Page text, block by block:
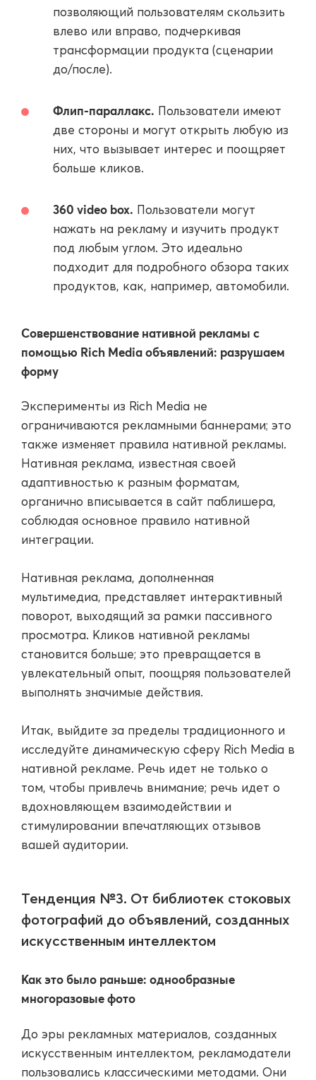
позволяющий пользователям скользить
влево или вправо, подчеркивая
трансформации продукта (сценарии
до/после).
Флип-параллакс. Пользователи имеют
две стороны и могут открыть любую из
них, что вызывает интерес и поощряет
больше кликов.
360 video box. Пользователи могут
нажать на рекламу и изучить продукт
под любым углом. Это идеально
подходит для подробного обзора таких
продуктов, как, например, автомобили.
Совершенствование нативной рекламы с
помощью Rich Media объявлений: разрушаем
форму
Эксперименты из Rich Media не
ограничиваются рекламными баннерами; это
также изменяет правила нативной рекламы.
Нативная реклама, известная своей
адаптивностью к разным форматам,
органично вписывается в сайт паблишера,
соблюдая основное правило нативной
интеграции.
Нативная реклама, дополненная
мультимедиа, представляет интерактивный
поворот, выходящий за рамки пассивного
просмотра. Кликов нативной рекламы
становится больше; это превращается в
увлекательный опыт, поощряя пользователей
выполнять значимые действия.
Итак, выйдите за пределы традиционного и
исследуйте динамическую сферу Rich Media в
нативной рекламе. Речь идет не только о
том, чтобы привлечь внимание; речь идет о
вдохновляющем взаимодействии и
стимулировании впечатляющих отзывов
вашей аудитории.
Тенденция №3. От библиотек стоковых
фотографий до объявлений, созданных
искусственным интеллектом
Как это было раньше: однообразные
многоразовые фото
До эры рекламных материалов, созданных
искусственным интеллектом, рекламодатели
пользовались классическими методами. Они